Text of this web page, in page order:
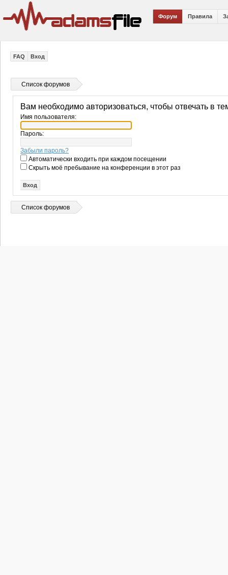
Форум Правила
FAQ Вход
Список форумов
Вам необходимо авторизоваться, чтобы отвечать в
Имя пользователя:
Пароль:
Забыли пароль?
Автоматически входить при каждом посещении
Скрыть моё пребывание на конференции в этот раз
Список форумов